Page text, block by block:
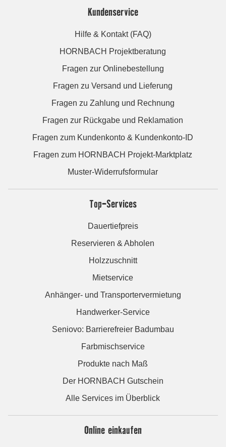
Kundenservice
Hilfe & Kontakt (FAQ)
HORNBACH Projektberatung
Fragen zur Onlinebestellung
Fragen zu Versand und Lieferung
Fragen zu Zahlung und Rechnung
Fragen zur Rückgabe und Reklamation
Fragen zum Kundenkonto & Kundenkonto-ID
Fragen zum HORNBACH Projekt-Marktplatz
Muster-Widerrufsformular
Top-Services
Dauertiefpreis
Reservieren & Abholen
Holzzuschnitt
Mietservice
Anhänger- und Transportervermietung
Handwerker-Service
Seniovo: Barrierefreier Badumbau
Farbmischservice
Produkte nach Maß
Der HORNBACH Gutschein
Alle Services im Überblick
Online einkaufen